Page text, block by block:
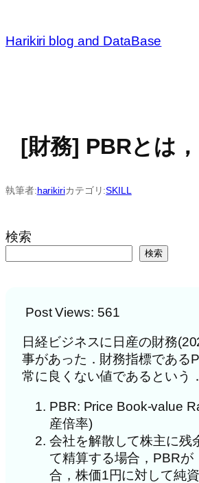
を
Harikiri blog and DataBase
[財務] PBRとは
執筆者:harikiriカテゴリ:SKILL
検索
検索
Post Views: 561
日経ビジネスに日産の財務
事があった．財務指標である
常に良くない値であるという．
PBR: Price Book-value
産倍率)
会社を解散して株主に残
て精算する場合，PBRが
合，株価1円に対して純